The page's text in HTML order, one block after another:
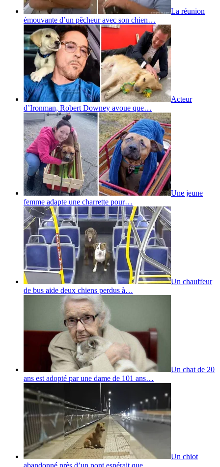
La réunion
émouvante d’un pêcheur avec son chien…
Acteur
d’Ironman, Robert Downey avoue que…
Une jeune
femme adapte une charrette pour…
Un chauffeur
de bus aide deux chiens perdus à…
Un chat de 20
ans est adopté par une dame de 101 ans…
Un chiot